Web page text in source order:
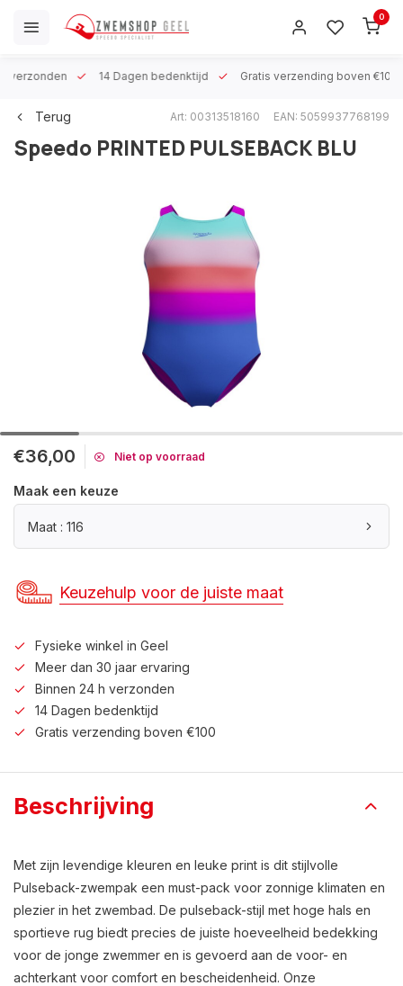
0
verzonden 14 Dagen bedenktijd Gratis verzending boven €100
Terug Art: 00313518160 EAN: 5059937768199
Speedo PRINTED PULSEBACK BLU
€36,00 Niet op voorraad
Maak een keuze
Maat : 116
Keuzehulp voor de juiste maat
Fysieke winkel in Geel
Meer dan 30 jaar ervaring
Binnen 24 h verzonden
14 Dagen bedenktijd
Gratis verzending boven €100
Beschrijving
Met zijn levendige kleuren en leuke print is dit stijlvolle
Pulseback-zwempak een must-pack voor zonnige klimaten en
plezier in het zwembad. De pulseback-stijl met hoge hals en
sportieve rug biedt precies de juiste hoeveelheid bedekking
voor de jonge zwemmer en is gevoerd aan de voor- en
achterkant voor comfort en bescheidenheid. Onze